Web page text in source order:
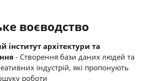
воєводство
інститут архітектури та
- Створення бази даних людей та
індустрій, які пропонують
роботи